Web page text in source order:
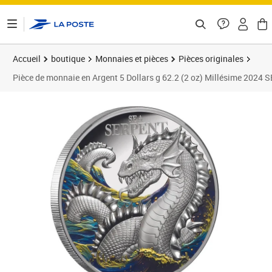
Accueil boutique Monnaies et pièces
Pièces originales
Pièce de monnaie en Argent 5 Dollars g 62.2 (2 oz) Millésime 2024